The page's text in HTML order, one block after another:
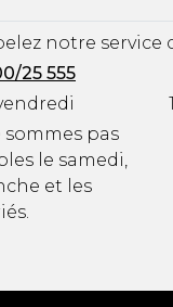
notre service
25 555
sommes pas
le samedi,
et les